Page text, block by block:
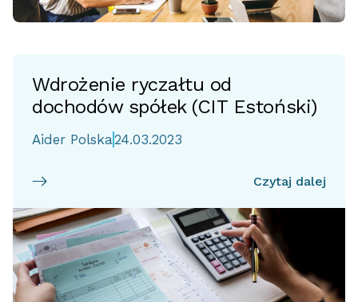
Wdrożenie ryczałtu od
dochodów spółek (CIT Estoński)
Aider Polska24.03.2023
Czytaj dalej